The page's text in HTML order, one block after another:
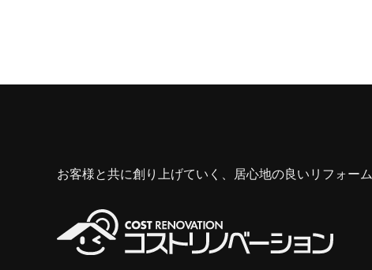
お客様と共に創り上げていく、居心地の良いリフォーム